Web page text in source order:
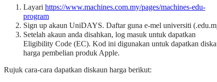
Layari https://www.machines.com.my/pages/machines-edu-
program
Sign up akaun UniDAYS. Daftar guna e-mel universiti
Setelah akaun anda disahkan, log masuk untuk dapatkan
Eligibility Code (EC). Kod ini digunakan untuk dapatkan
harga pembelian produk Apple.
Rujuk cara-cara dapatkan diskaun harga berikut: